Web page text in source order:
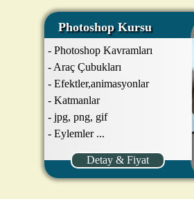
Photoshop Kursu
- Photoshop Kavramları
- Araç Çubukları
- Efektler,animasyonlar
- Katmanlar
- jpg, png, gif
- Eylemler ...
Detay & Fiyat